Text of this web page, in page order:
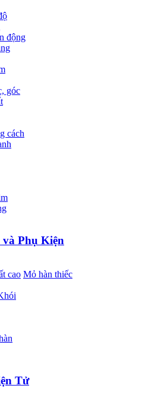
động
góc
cách
Phụ Kiện
cao Mỏ hàn thiếc
Tử